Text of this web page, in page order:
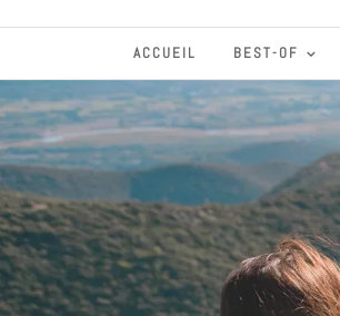
ACCUEIL BEST-OF